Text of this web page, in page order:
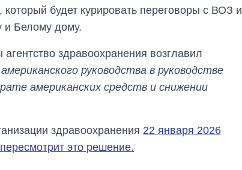
будет курировать переговоры с ВОЗ и
и Белому дому.
здравоохранения возглавил
руководства в руководстве
американских средств и снижении
здравоохранения 22 января 2026
это решение.